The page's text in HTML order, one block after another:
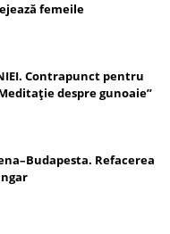
femeile
Contrapunct pentru
despre gunoaie”
Refacerea